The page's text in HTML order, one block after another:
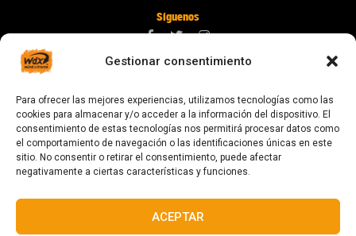
Gestionar consentimiento
Para ofrecer las mejores experiencias, utilizamos tecnologías como las
cookies para almacenar y/o acceder a la información del dispositivo. El
consentimiento de estas tecnologías nos permitirá procesar datos como
el comportamiento de navegación o las identificaciones únicas en este
sitio. No consentir o retirar el consentimiento, puede afectar
negativamente a ciertas características y funciones.
ACEPTAR
Síguenos
digital@zonawind.com
Av. de la Mare de Déu de Montserrat, 115
08024 Barcelona